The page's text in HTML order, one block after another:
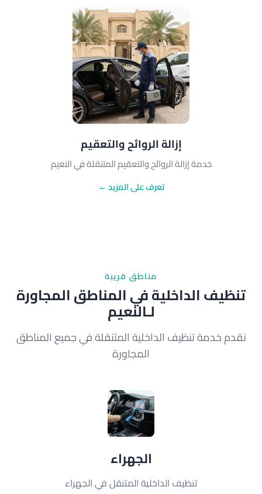
إزالة الروائح والتعقيم
خدمة إزالة الروائح والتعقيم المتنقلة في النعيم
تعرف على المزيد ←
مناطق قريبة
تنظيف الداخلية في المناطق المجاورة
لـالنعيم
نقدم خدمة تنظيف الداخلية المتنقلة في جميع المناطق
المجاورة
الجهراء
تنظيف الداخلية المتنقل في الجهراء